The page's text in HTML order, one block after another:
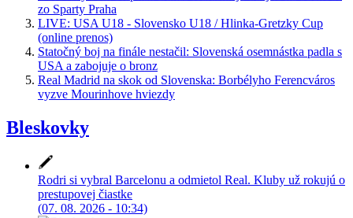
zo Sparty Praha
LIVE: USA U18 - Slovensko U18 / Hlinka-Gretzky Cup
(online prenos)
Statočný boj na finále nestačil: Slovenská osemnástka padla s
USA a zabojuje o bronz
Real Madrid na skok od Slovenska: Borbélyho Ferencváros
vyzve Mourinhove hviezdy
Bleskovky
Rodri si vybral Barcelonu a odmietol Real. Kluby už rokujú o
prestupovej čiastke
(07. 08. 2026 - 10:34)